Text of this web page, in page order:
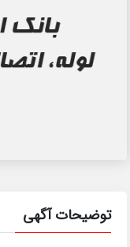
توضیحات آگهی